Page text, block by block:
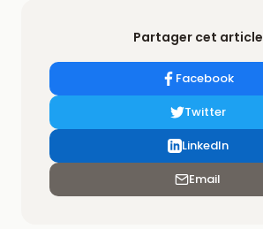
Partager cet article
Facebook
Twitter
LinkedIn
Email